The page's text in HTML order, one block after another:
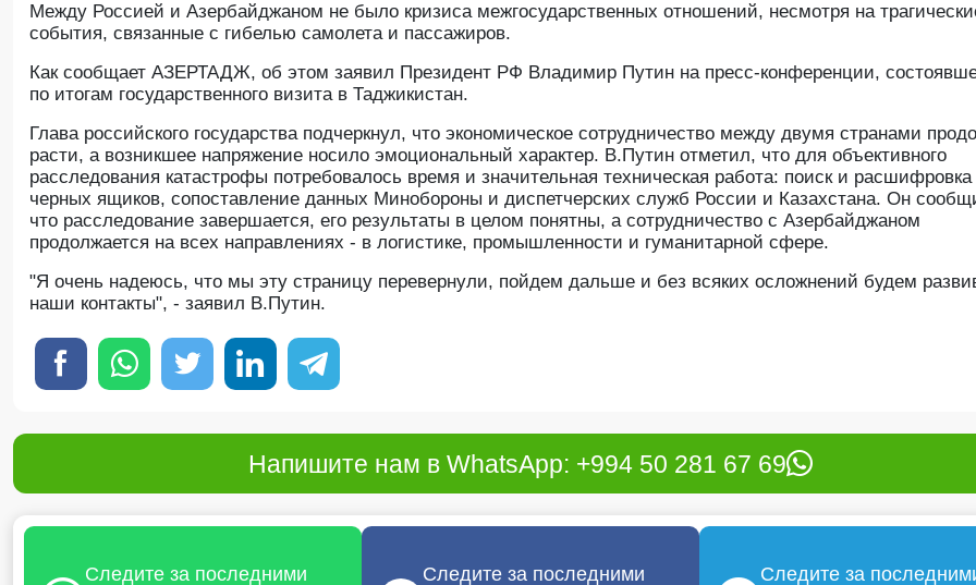
Между Россией и Азербайджаном не было кризиса межгосударственных отношений, несмотря на
события, связанные с гибелью самолета и пассажиров.
Как сообщает АЗЕРТАДЖ, об этом заявил Президент РФ Владимир Путин на пресс-конференции,
по итогам государственного визита в Таджикистан.
Глава российского государства подчеркнул, что экономическое сотрудничество между двумя странами
расти, а возникшее напряжение носило эмоциональный характер. В.Путин отметил, что для объективного
расследования катастрофы потребовалось время и значительная техническая работа: поиск и расшифровка
черных ящиков, сопоставление данных Минобороны и диспетчерских служб России и Казахстана. Он
что расследование завершается, его результаты в целом понятны, а сотрудничество с Азербайджаном
продолжается на всех направлениях - в логистике, промышленности и гуманитарной сфере.
"Я очень надеюсь, что мы эту страницу перевернули, пойдем дальше и без всяких осложнений будем
наши контакты", - заявил В.Путин.
Напишите нам в WhatsApp: +994 50 281 67 69
Следите за последними
Следите за последними
Следите за